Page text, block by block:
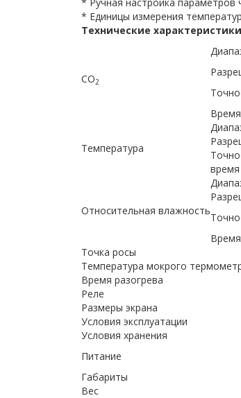
* Единицы измерения
Технические
СО2
Температура
время
Относительная влажность
Точка росы
Температура мокрого
Время разогрева
Реле
Размеры экрана
Условия эксплуатации
Условия хранения
Питание
Габариты
Вес